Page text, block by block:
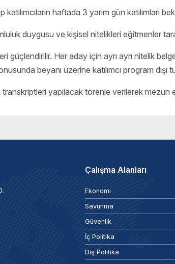
haftada 3 yarım gün katılımları
duygusu ve kişisel nitelikleri eğitmenler
güçlendirilir. Her aday için ayrı ayrı nitelik
beyanı üzerine katılımcı program dışı
transkriptleri yapılacak törenle verilerek mezun
Çalışma Alanları
Ekonomi
Savunma
Güvenlik
İç Politika
Dış Politika